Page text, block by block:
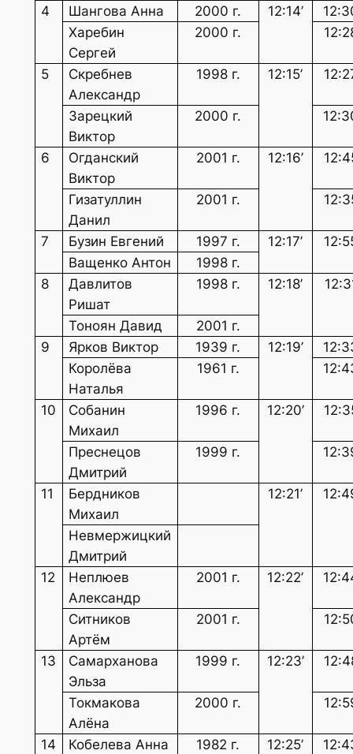
4
Шангова Анна 2000 г. 12:14’
Харебин
Сергей
2000 г.
5
Скребнев
Александр
1998 г. 12:15’
Зарецкий
Виктор
2000 г.
6
Огданский
Виктор
2001 г. 12:16’
Гизатуллин
Данил
2001 г.
7 Бузин Евгений 1997 г. 12:17’
Ващенко Антон
1998 г.
8
Давлитов
Ришат
1998 г. 12:18’
Тоноян Давид
2001 г.
9
Ярков Виктор 1939 г. 12:19’
Королёва
Наталья
1961 г.
10
Собанин
Михаил
1996 г. 12:20’
Преснецов
Дмитрий
1999 г.
11
Бердников
Михаил
12:21’
Невмержицкий
Дмитрий
12
Неплюев
Александр
2001 г. 12:22’
Ситников
Артём
2001 г.
13
Самарханова
Эльза
1999 г. 12:23’
Токмакова
Алёна
2000 г.
14 Кобелева Анна 1982 г. 12:25’